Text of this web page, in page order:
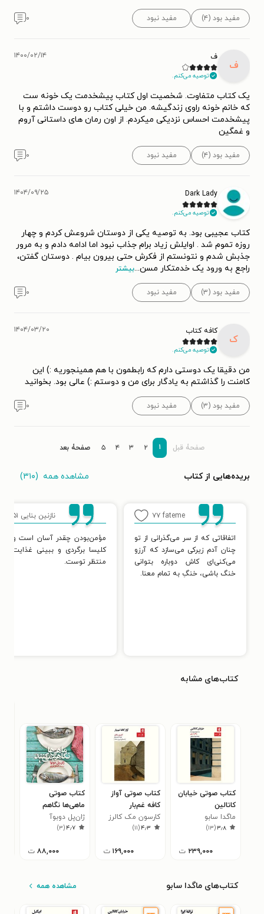
مفید بود (۴) مفید نبود ۰
ف
ف
توصیه می‌کنم.
۱۴۰۰/۰۲/۱۴
یک کتاب متفاوت. شخصیت اول کتاب پیشخدمت یک خونه ست
که خانم خونه راوی زندگیشه. من خیلی کتاب رو دوست داشتم و با
پیشخدمت احساس نزدیکی میکردم. از اون رمان های داستانی آروم
و غمگین
مفید بود (۴) مفید نبود ۰
Dark Lady
توصیه می‌کنم.
۱۴۰۴/۰۹/۲۵
کتاب عجیبی بود. به توصیه یکی از دوستان شروعش کردم و چهار
روزه تموم شد . اوایلش زیاد برام جذاب نبود اما ادامه دادم و به مرور
جذبش شدم و نتونستم از فکرش حتی بیرون بیام . دوستان گفتن،
راجع به ورود یک خدمتکار مسن...بیشتر
مفید بود (۳) مفید نبود ۰
ک
کافه کتاب
توصیه می‌کنم.
۱۴۰۴/۰۳/۲۰
من دقیقا یک دوستی دارم که رابطمون با هم همینجوریه :) این
کامنت را گذاشتم به یادگار برای من و دوستم :) عالی بود. بخوانید
مفید بود (۳) مفید نبود ۰
صفحۀ قبل ۱ ۲ ۳ ۴ ۵ صفحۀ بعد
بریده‌هایی از کتاب مشاهده همه (۳۱۰)
fateme ۷۷
اتفاقاتی که از سر می‌گذرانی از تو
چنان آدم زیرکی می‌سازد که آرزو
می‌کنی‌ای کاش دوباره بتوانی
خنگ باشی، خنگِ به تمام معنا.
نازنین بنایی ۵۱
مؤمن‌بودن چقدر آسان است وقتی
کلیسا برگردی و ببینی غذایت
منتظر توست.
کتاب‌های مشابه
کتاب صوتی خیابان
کاتالین
ماگدا سابو
۳٫۸(۱۳)
۲۳۹,۰۰۰ ت
کتاب صوتی آواز
کافه غم‌بار
کارسون مک کالرز
۴٫۳(۱۱)
۱۶۹,۰۰۰ ت
کتاب صوتی
ماهی‌ها نگاهم
می‌کنند
ژان‌پل دوبوآ
۴٫۷(۳)
۸۸,۰۰۰ ت
کتاب‌های ماگدا سابو مشاهده همه